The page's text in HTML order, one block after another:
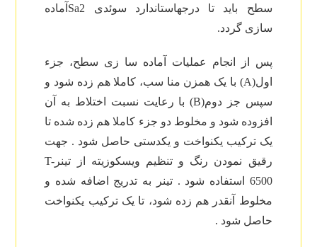
سطح باید تا درجهاستاندارد سوئدی Sa2آماده
سازی گردد.
پس از انجام عملیات آماده سا زی سطح، جزء
اول(A) با یک همزن منا سب، کاملا هم زده شود و
سپس جز دوم(B) با رعایت نسبت اختلاط به آن
افزوده شود و مخلوط دو جزء کاملا هم زده شده تا
یک ترکیب یکنواخت و یکدستی حاصل شود . جهت
رقیق نمودن رنگ و تنظیم ویسکوزیته از تینرT-
6500 استفاده شود . تینر به تدریج اضافه شده و
مخلوط آنقدر هم زده شود، تا یک ترکیب یکنواخت
حاصل شود .